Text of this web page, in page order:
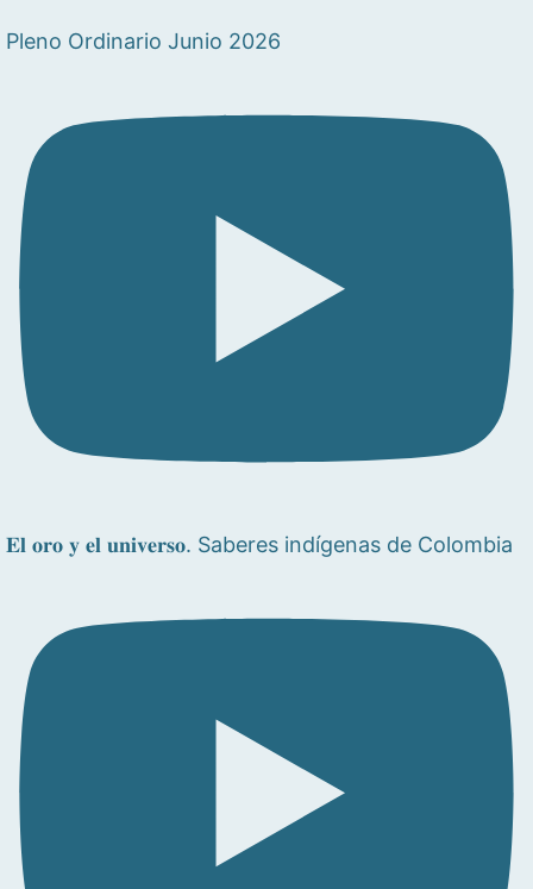
Pleno Ordinario Junio 2026
𝐄𝐥 𝐨𝐫𝐨 𝐲 𝐞𝐥 𝐮𝐧𝐢𝐯𝐞𝐫𝐬𝐨. Saberes indígenas de Colombia